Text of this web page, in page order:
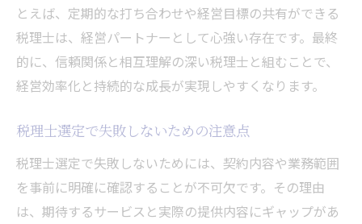
とえば、定期的な打ち合わせや経営目標の共有ができる
税理士は、経営パートナーとして心強い存在です。最終
的に、信頼関係と相互理解の深い税理士と組むことで、
経営効率化と持続的な成長が実現しやすくなります。
税理士選定で失敗しないための注意点
税理士選定で失敗しないためには、契約内容や業務範囲
を事前に明確に確認することが不可欠です。その理由
は、期待するサービスと実際の提供内容にギャップがあ